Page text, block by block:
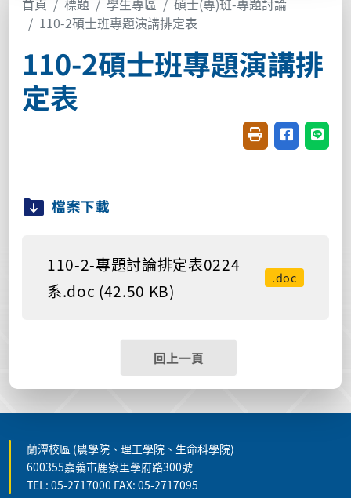
首頁 標題 學生專區
碩士(專)班-專題討論
110-2碩士班專題演講排定表
110-2碩士班專題演講排
定表
友善列印(開新視
分享至臉書
分享
檔案下載
110-2-專題討論排定表0224
系.doc (42.50 KB)
.doc
回上一頁
蘭潭校區 (農學院、理工學院、生命科學院)
600355嘉義市鹿寮里學府路300號
TEL: 05-2717000 FAX: 05-2717095